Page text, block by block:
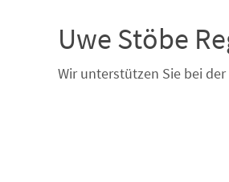
Uwe Stöbe
Wir unterstützen Sie bei